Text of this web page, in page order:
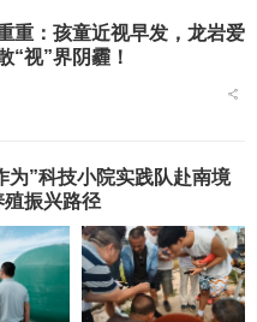
重：孩童近视早发，龙岩爱
“视”界阴霾！
为”科技小院实践队赴南境
振兴路径